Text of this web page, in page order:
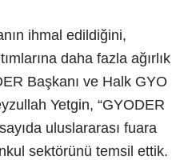
ihmal edildiğini,
daha fazla ağırlık
Başkanı ve Halk GYO
Yetgin, “GYODER
uluslararası fuara
sektörünü temsil ettik.